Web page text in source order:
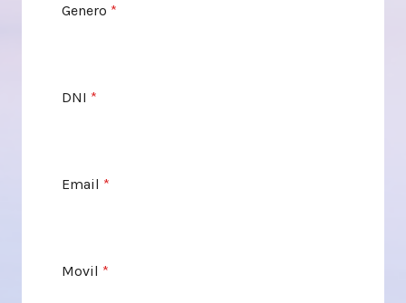
Genero *
DNI *
Email *
Movil *